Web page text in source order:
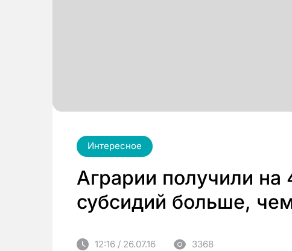
Интересное
Аграрии получили
субсидий больше,
12:16 / 26.07.16 3368